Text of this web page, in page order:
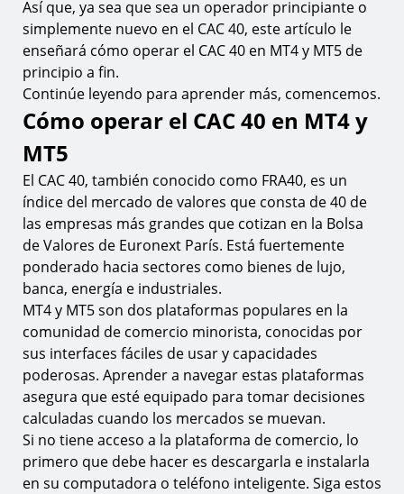
comercio MT4 o MT5
7. Paso 6. Inicie sesión en la plataforma de trading
MT4 o MT5
Cómo encontrar el CAC 40 en MT4 y MT5
Cómo realizar una operación con el CAC 40 en
MT4 y MT5
8.
observación del mercado
9. Paso 2. Establezca los parámetros de su operación
10. Paso 3. Ejecute y coloque su operación
Los fundamentos del trading del CAC 40 en MT4
y MT5
11. Especificación del contrato del CAC 40
Factores que influyen en los precios del CAC 40
12. Análisis de mercado y generación de señales de
trading
13.
Apalancamiento y requisitos de margen
14. Tamaños de lote y fundamentos de gestión de
riesgos
Así que, ya sea que sea un operador principiante o
simplemente nuevo en el CAC 40, este artículo le
enseñará cómo operar el CAC 40 en MT4 y MT5 de
principio a fin.
Continúe leyendo para aprender más, comencemos.
Cómo operar el CAC 40 en MT4 y
MT5
El CAC 40, también conocido como FRA40, es un
índice del mercado de valores que consta de 40 de
las empresas más grandes que cotizan en la Bolsa
de Valores de Euronext París. Está fuertemente
ponderado hacia sectores como bienes de lujo,
banca, energía e industriales.
MT4 y MT5 son dos plataformas populares en la
comunidad de comercio minorista, conocidas por
sus interfaces fáciles de usar y capacidades
poderosas. Aprender a navegar estas plataformas
asegura que esté equipado para tomar decisiones
calculadas cuando los mercados se muevan.
Si no tiene acceso a la plataforma de comercio, lo
primero que debe hacer es descargarla e instalarla
en su computadora o teléfono inteligente. Siga estos